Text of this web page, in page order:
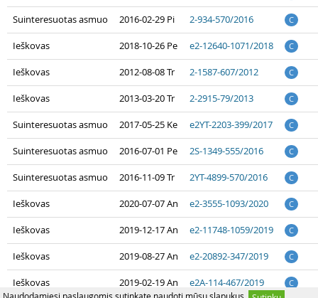
Suinteresuotas asmuo 2016-02-29 Pi 2-934-570/2016 C
Ieškovas 2018-10-26 Pe e2-12640-1071/2018 C
Ieškovas 2012-08-08 Tr 2-1587-607/2012 C
Ieškovas 2013-03-20 Tr 2-2915-79/2013 C
Suinteresuotas asmuo 2017-05-25 Ke e2YT-2203-399/2017 C
Suinteresuotas asmuo 2016-07-01 Pe 2S-1349-555/2016 C
Suinteresuotas asmuo 2016-11-09 Tr 2YT-4899-570/2016 C
Ieškovas 2020-07-07 An e2-3555-1093/2020 C
Ieškovas 2019-12-17 An e2-11748-1059/2019 C
Ieškovas 2019-08-27 An e2-20892-347/2019 C
Ieškovas 2019-02-19 An e2A-114-467/2019 C